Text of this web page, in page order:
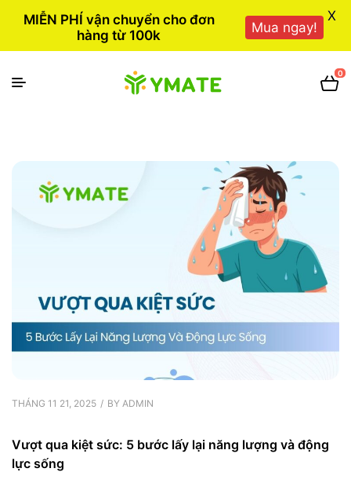
0
THÁNG 11 21, 2025 BY ADMIN
Vượt qua kiệt sức: 5 bước lấy lại năng lượng và động
lực sống
MIỄN PHÍ vận chuyển cho đơn
hàng từ 100k
Mua ngay!
X